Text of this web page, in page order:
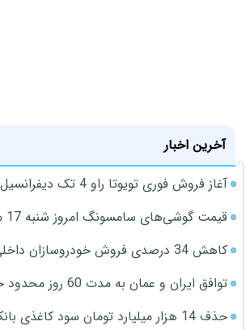
آخرین اخبار
آغاز فروش فوری تویوتا راو 4 تک دیفرانسیل 2025
قیمت گوشی‌های سامسونگ امروز شنبه 17 مرداد 1405
کاهش 34 درصدی فروش خودروسازان داخلی در 4 ماه
توافق ایران و عمان به مدت 60 روز محدود خواهد بود
حذف 14 هزار میلیارد تومان سود کاغذی بانک صادرات